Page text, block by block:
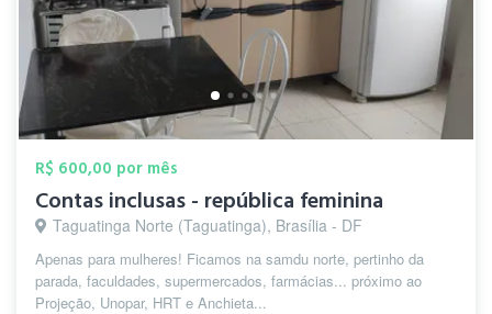
R$ 600,00 por mês
Contas inclusas - república feminina
Taguatinga Norte (Taguatinga), Brasília - DF
Apenas para mulheres! Ficamos na samdu norte, pertinho da
parada, faculdades, supermercados, farmácias... próximo ao
Projeção, Unopar, HRT e Anchieta...